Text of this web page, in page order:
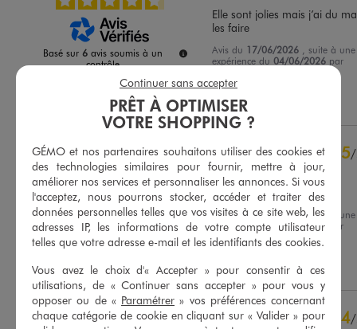
Basé sur 6 avis soumis à un
contrôle
Voir tous les avis sur ce site
4
2
3étoiles
0
2étoiles
0
1étoile 0
Trier les avis
Elle sont jolies mais j’ai du
les faire
Avis du 17/06/2026 , suite à une
expérience du04/06/2026 par
Utile(0)
5/
Avis vérifié et récompensé
Bon basket
Avis du29/05/2026 , suite à une
expérience du
16/05/2026
par
Madeleine R.
Utile (0) Signaler
4/
PRÊT À OPTIMISER
VOTRE SHOPPING ?
GÉMO et nos partenaires souhaitons utiliser des cookies et
des technologies similaires pour fournir, mettre à jour,
améliorer nos services et personnaliser les annonces. Si vous
l'acceptez, nous pourrons stocker, accéder et traiter des
données personnelles telles que vos visites à ce site web, les
adresses IP, les informations de votre compte utilisateur
telles que votre adresse e-mail et les identifiants des cookies.
Vous avez le choix d'« Accepter » pour consentir à ces
utilisations, de « Continuer sans accepter » pour vous y
opposer ou de « Paramétrer » vos préférences concernant
chaque catégorie de cookie en cliquant sur « Valider » pour
Continuer sans accepter